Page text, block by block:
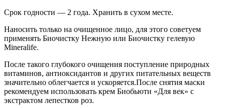
Срок годности — 2 года. Хранить в сухом месте.
Наносить только на очищенное лицо, для этого советуем
применять Биочистку Нежную или Биочистку гелевую
Mineralife.
После такого глубокого очищения поступление природных
витаминов, антиоксидантов и других питательных веществ
значительно облегчается и ускоряется.После снятия маски
рекомендуем использовать крем Биобьюти «Для век» с
экстрактом лепестков роз.